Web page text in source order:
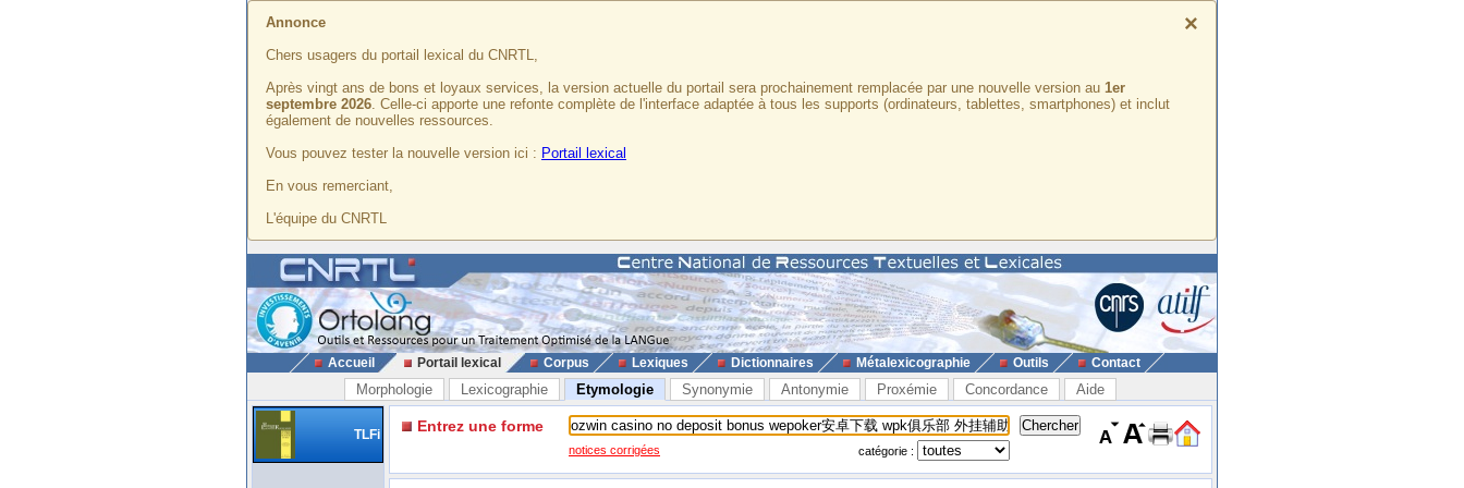
×
Annonce
Chers usagers du portail lexical du CNRTL,
Après vingt ans de bons et loyaux services, la version actuelle du portail sera prochainement remplacée par une nouvelle version au 1er
septembre 2026. Celle-ci apporte une refonte complète de l'interface adaptée à tous les supports (ordinateurs, tablettes, smartphones) et inclut
également de nouvelles ressources.
Vous pouvez tester la nouvelle version ici : Portail lexical
En vous remerciant,
L'équipe du CNRTL
Accueil Portail lexical Corpus Lexiques Dictionnaires Métalexicographie Outils Contact
Morphologie Lexicographie Etymologie Synonymie Antonymie Proxémie Concordance Aide
TLFi Entrez une forme
notices corrigées catégorie :